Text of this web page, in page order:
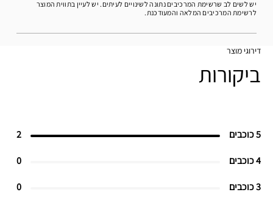
יש לשים לב שרשימת המרכיבים נתונה לשינויים לעיתים. יש לעיין בתווית המוצר
לרשימת המרכיבים המלאה והמעודכנת.
דירוגי מוצר
ביקורות
5 כוכבים 2
4 כוכבים 0
3 כוכבים 0